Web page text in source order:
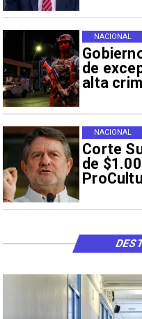
de
alta
NACIONAL
Corte
de
NACIONAL